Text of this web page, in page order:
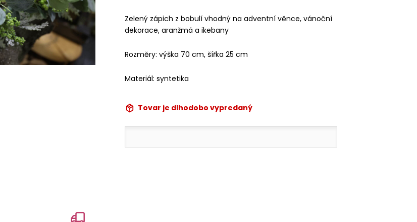
Zelený zápich z bobulí vhodný na adventní věnce, vánoční
dekorace, aranžmá a ikebany
Rozměry: výška 70 cm, šířka 25 cm
Materiál: syntetika
Tovar je dlhodobo vypredaný